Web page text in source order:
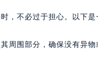
不必过于担心。以下是
围部分，确保没有异物